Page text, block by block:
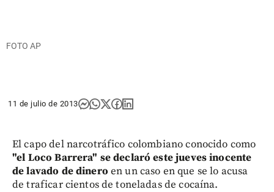
FOTO AP
11 de julio de 2013
El capo del narcotráfico colombiano conocido como
"el Loco Barrera" se declaró este jueves inocente
de lavado de dinero en un caso en que se lo acusa
de traficar cientos de toneladas de cocaína.